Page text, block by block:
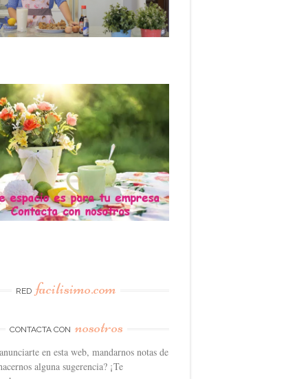
RED facilisimo.com
CONTACTA CON nosotros
en esta web, mandarnos notas de
alguna sugerencia? ¡Te